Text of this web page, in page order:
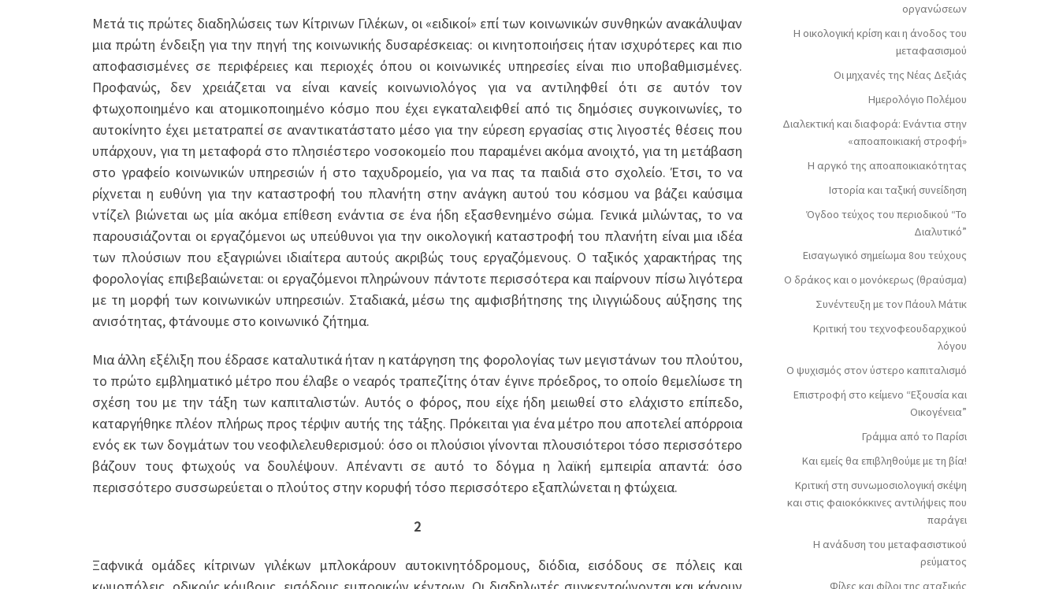
Μετά τις πρώτες διαδηλώσεις των Κίτρινων Γιλέκων, οι «ειδικοί» επί των κοινωνικών συνθηκών ανακάλυψαν
μια πρώτη ένδειξη για την πηγή της κοινωνικής δυσαρέσκειας: οι κινητοποιήσεις ήταν ισχυρότερες και πιο
αποφασισμένες σε περιφέρειες και περιοχές όπου οι κοινωνικές υπηρεσίες είναι πιο υποβαθμισμένες.
Προφανώς, δεν χρειάζεται να είναι κανείς κοινωνιολόγος για να αντιληφθεί ότι σε αυτόν τον
φτωχοποιημένο και ατομικοποιημένο κόσμο που έχει εγκαταλειφθεί από τις δημόσιες συγκοινωνίες, το
αυτοκίνητο έχει μετατραπεί σε αναντικατάστατο μέσο για την εύρεση εργασίας στις λιγοστές θέσεις που
υπάρχουν, για τη μεταφορά στο πλησιέστερο νοσοκομείο που παραμένει ακόμα ανοιχτό, για τη μετάβαση
στο γραφείο κοινωνικών υπηρεσιών ή στο ταχυδρομείο, για να πας τα παιδιά στο σχολείο. Έτσι, το να
ρίχνεται η ευθύνη για την καταστροφή του πλανήτη στην ανάγκη αυτού του κόσμου να βάζει καύσιμα
ντίζελ βιώνεται ως μία ακόμα επίθεση ενάντια σε ένα ήδη εξασθενημένο σώμα. Γενικά μιλώντας, το να
παρουσιάζονται οι εργαζόμενοι ως υπεύθυνοι για την οικολογική καταστροφή του πλανήτη είναι μια ιδέα
των πλούσιων που εξαγριώνει ιδιαίτερα αυτούς ακριβώς τους εργαζόμενους. Ο ταξικός χαρακτήρας της
φορολογίας επιβεβαιώνεται: οι εργαζόμενοι πληρώνουν πάντοτε περισσότερα και παίρνουν πίσω λιγότερα
με τη μορφή των κοινωνικών υπηρεσιών. Σταδιακά, μέσω της αμφισβήτησης της ιλιγγιώδους αύξησης της
ανισότητας, φτάνουμε στο κοινωνικό ζήτημα.
Μια άλλη εξέλιξη που έδρασε καταλυτικά ήταν η κατάργηση της φορολογίας των μεγιστάνων του πλούτου,
το πρώτο εμβληματικό μέτρο που έλαβε ο νεαρός τραπεζίτης όταν έγινε πρόεδρος, το οποίο θεμελίωσε τη
σχέση του με την τάξη των καπιταλιστών. Αυτός ο φόρος, που είχε ήδη μειωθεί στο ελάχιστο επίπεδο,
καταργήθηκε πλέον πλήρως προς τέρψιν αυτής της τάξης. Πρόκειται για ένα μέτρο που αποτελεί απόρροια
ενός εκ των δογμάτων του νεοφιλελευθερισμού: όσο οι πλούσιοι γίνονται πλουσιότεροι τόσο περισσότερο
βάζουν τους φτωχούς να δουλέψουν. Απέναντι σε αυτό το δόγμα η λαϊκή εμπειρία απαντά: όσο
περισσότερο συσσωρεύεται ο πλούτος στην κορυφή τόσο περισσότερο εξαπλώνεται η φτώχεια.
2
Ξαφνικά ομάδες κίτρινων γιλέκων μπλοκάρουν αυτοκινητόδρομους, διόδια, εισόδους σε πόλεις και
οργανώσεων
Η οικολογική κρίση και η άνοδος του
μεταφασισμού
Οι μηχανές της Νέας Δεξιάς
Ημερολόγιο Πολέμου
Διαλεκτική και διαφορά: Ενάντια στην
«αποαποικιακή στροφή»
Η αργκό της αποαποικιακότητας
Ιστορία και ταξική συνείδηση
Όγδοο τεύχος του περιοδικού “Το
Διαλυτικό”
Εισαγωγικό σημείωμα 8ου τεύχους
Ο δράκος και ο μονόκερως (θραύσμα)
Συνέντευξη με τον Πάουλ Μάτικ
Κριτική του τεχνοφεουδαρχικού
λόγου
Ο ψυχισμός στον ύστερο καπιταλισμό
Επιστροφή στο κείμενο “Εξουσία και
Οικογένεια”
Γράμμα από το Παρίσι
Και εμείς θα επιβληθούμε με τη βία!
Κριτική στη συνωμοσιολογική σκέψη
και στις φαιοκόκκινες αντιλήψεις που
παράγει
Η ανάδυση του μεταφασιστικού
ρεύματος
Φίλες και φίλοι της αταξικής